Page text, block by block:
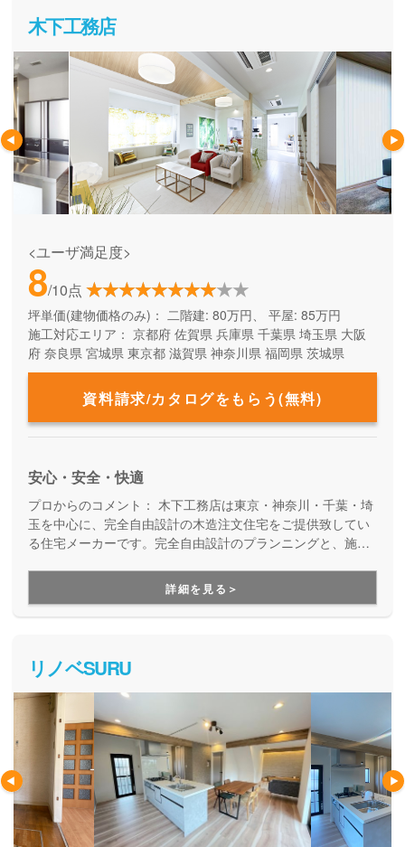
木下工務店
<ユーザ満足度>
8/10点
坪単価(建物価格のみ)： 二階建: 80万円、 平屋: 85万円
施工対応エリア： 京都府 佐賀県 兵庫県 千葉県 埼玉県 大阪
府 奈良県 宮城県 東京都 滋賀県 神奈川県 福岡県 茨城県
資料請求/カタログをもらう(無料)
安心・安全・快適
プロからのコメント： 木下工務店は東京・神奈川・千葉・埼
玉を中心に、完全自由設計の木造注文住宅をご提供致してい
る住宅メーカーです。完全自由設計のプランニングと、施工
かだからこそ叶えらえる「完全自由設計」の注文住宅を実現
できます。性能や保証も万全なので安心です。
詳細を見る＞
リノベSURU